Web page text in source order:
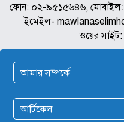
ফোন: ০২-৯৫১৫৬৪৬,
ইমেইল-
ওয়ের
আমার সম্পর্কে
আর্টিকেল